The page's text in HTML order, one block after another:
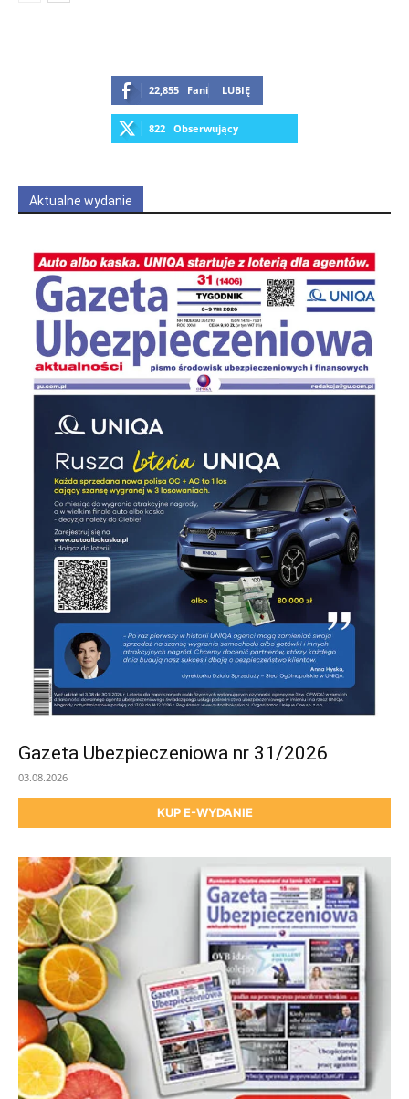
22,855 Fani LUBIĘ
822 Obserwujący
Aktualne wydanie
Gazeta Ubezpieczeniowa nr 31/2026
03.08.2026
KUP E-WYDANIE